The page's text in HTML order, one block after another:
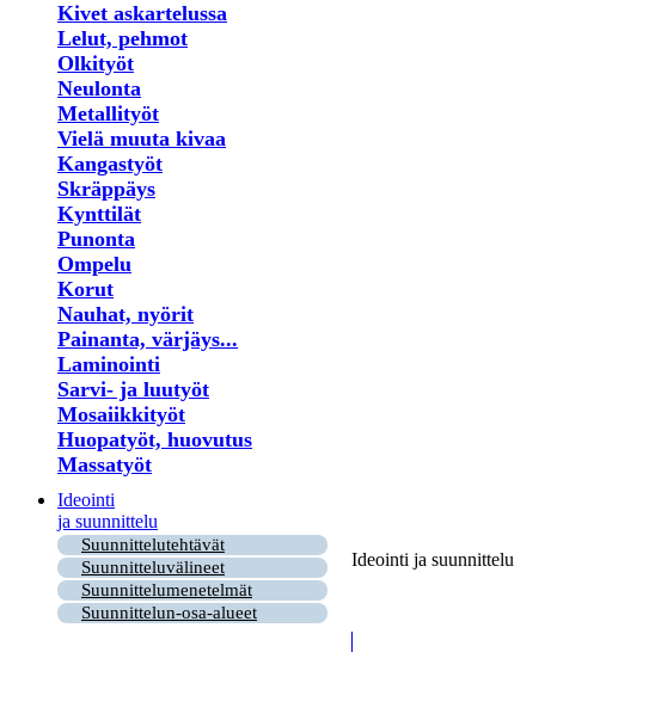
Kivet askartelussa
Lelut, pehmot
Olkityöt
Neulonta
Metallityöt
Vielä muuta kivaa
Kangastyöt
Skräppäys
Kynttilät
Punonta
Ompelu
Korut
Nauhat, nyörit
Painanta, värjäys...
Laminointi
Sarvi- ja luutyöt
Mosaiikkityöt
Huopatyöt, huovutus
Massatyöt
Ideointi
ja suunnittelu
Suunnittelutehtävät
Suunnitteluvälineet
Suunnittelumenetelmät
Suunnittelun-osa-alueet
Ideointi ja suunnittelu